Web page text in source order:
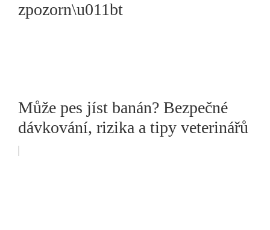
zpozorn\u011bt
Může pes jíst banán? Bezpečné
dávkování, rizika a tipy veterinářů